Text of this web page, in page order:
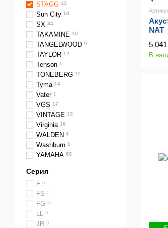
NAT
5 041
В
STAGG 13
Sun City 10
SX 34
TAKAMINE 10
TANGELWOOD 9
TAYLOR 12
Tenson 1
TONEBERG 11
Tyma 14
Vater 1
VGS 17
VINTAGE 13
Virginia 16
WALDEN 4
Washburn 1
YAMAHA 60
Серия
F 0
FS 0
FG 0
LL 0
JR 0